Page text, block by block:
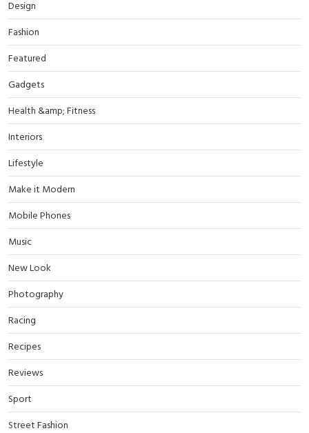
Design
Fashion
Featured
Gadgets
Health &amp; Fitness
Interiors
Lifestyle
Make it Modern
Mobile Phones
Music
New Look
Photography
Racing
Recipes
Reviews
Sport
Street Fashion